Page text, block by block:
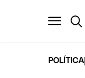
POLÍTICA